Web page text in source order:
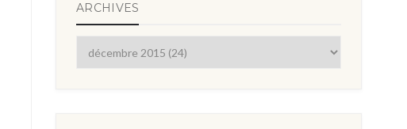
ARCHIVES